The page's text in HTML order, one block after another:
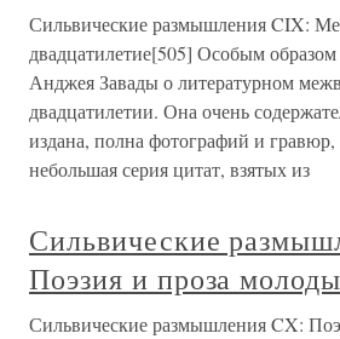
Сильвические размышления CIX:
двадцатилетие[505] Особым
Анджея Завады о литературном
двадцатилетии. Она очень
издана, полна фотографий и гравюр,
небольшая серия цитат, взятых из
Сильвические
Поэзия и проза
Сильвические размышления CX: